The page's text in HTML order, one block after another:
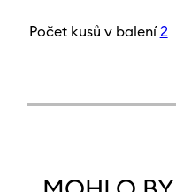
Počet kusů v balení 2